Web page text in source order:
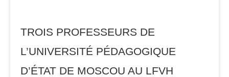
TROIS PROFESSEURS DE
L’UNIVERSITÉ PÉDAGOGIQUE
D’ÉTAT DE MOSCOU AU LFVH